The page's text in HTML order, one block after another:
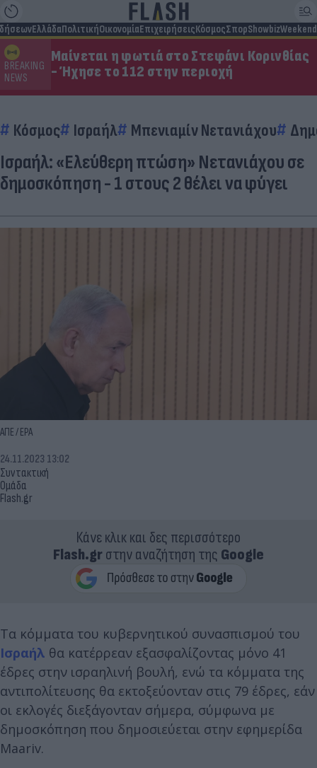
ΕλλάδαΠολιτικήΟικονομίαΕπιχειρήσειςΚόσμοςΣπορShowbizWeekend
BREAKING
NEWS
Μαίνεται η φωτιά στο Στεφάνι Κορινθίας
- Ήχησε το 112 στην περιοχή
Κόσμος Ισραήλ Μπενιαμίν Νετανιάχου
Ισραήλ: «Ελεύθερη πτώση» Νετανιάχου σε
δημοσκόπηση - 1 στους 2 θέλει να φύγει
ΑΠΕ / EPA
Συντακτική
Ομάδα
Flash.gr
24.11.2023 13:02
Κάνε κλικ και δες περισσότερο
Flash.grστην αναζήτηση της Google
Τα κόμματα του κυβερνητικού συνασπισμού του
Ισραήλ θα κατέρρεαν εξασφαλίζοντας μόνο 41
έδρες στην ισραηλινή βουλή, ενώ τα κόμματα της
αντιπολίτευσης θα εκτοξεύονταν στις 79 έδρες, εάν
οι εκλογές διεξάγονταν σήμερα, σύμφωνα με
δημοσκόπηση που δημοσιεύεται στην εφημερίδα
Maariv.